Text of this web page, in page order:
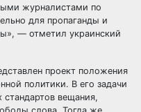
журналистами по
для пропаганды и
— отметил украинский
проект положения
политики. В его задачи
стандартов вещания,